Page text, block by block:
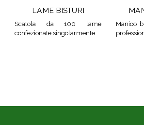
LAME BISTURI
Scatola da 100 lame
confezionate singolarmente
Manico